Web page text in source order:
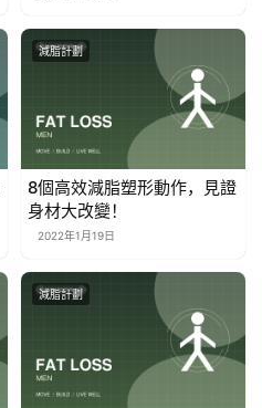
減脂計劃
8個高效減脂塑形動作，見證
身材大改變！
2022年1月19日
減脂計劃